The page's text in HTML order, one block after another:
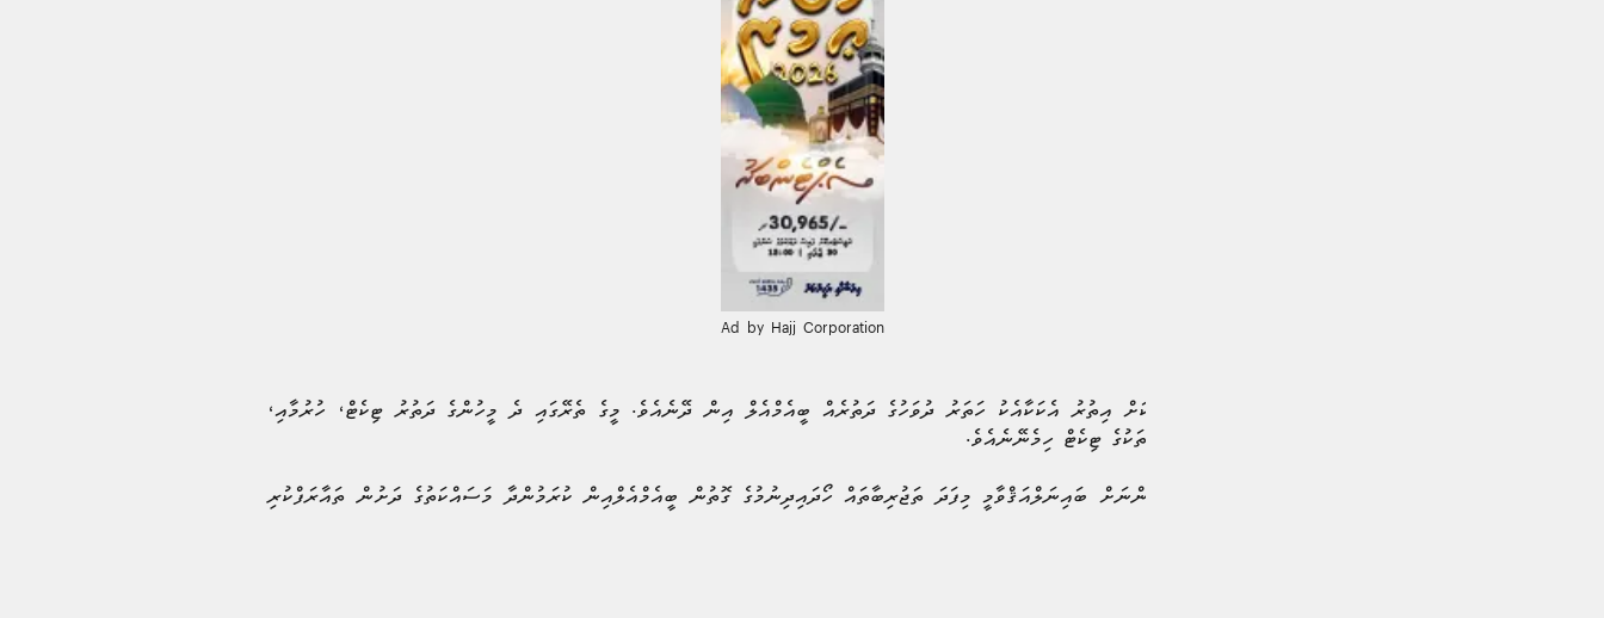
Ad by Hajj Corporation
ގުރުއަތުން ހޮވޭ ކަސްޓަމަރަކަށް އިތުރު އެކަކާއެކު ހަތަރު ދުވަހުގެ ދަތުރެއް ބީއެމްއެލް އިން ދޭނެއެވެ. މީގެ ތެރޭގައި ދެ މީހުންގެ ދަތުރު ޓިކެޓް، ހުރުމާއި،
ކެއުމާއި، އަދި ފައިނަލް މެޗުތަކުގެ ޓިކެޓް ހިމެނޭނެއެވެ.
މި ޕްރޮމޯޝަނަކީ ކަސްޓަމަރުންނަށް ބައިނަލްއަޤްވާމީ މިފަދަ ތަޖުރިބާތައް ހޯދައިދިނުމުގެ ގޮތުން ބީއެމްއެލްއިން ކުރަމުންދާ މަސައްކަތުގެ ދަށުން ތައާރަފްކުރި